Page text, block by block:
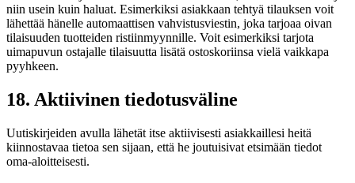
niin usein kuin haluat. Esimerkiksi asiakkaan tehtyä tilauksen voit
lähettää hänelle automaattisen vahvistusviestin, joka tarjoaa oivan
tilaisuuden tuotteiden ristiinmyynnille. Voit esimerkiksi tarjota
uimapuvun ostajalle tilaisuutta lisätä ostoskoriinsa vielä vaikkapa
pyyhkeen.
18. Aktiivinen tiedotusväline
Uutiskirjeiden avulla lähetät itse aktiivisesti asiakkaillesi heitä
kiinnostavaa tietoa sen sijaan, että he joutuisivat etsimään tiedot
oma-aloitteisesti.